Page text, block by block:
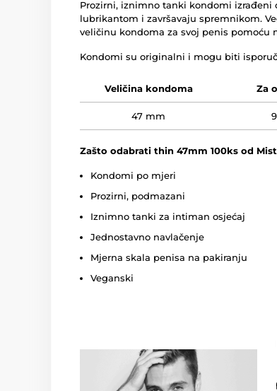
Prozirni, iznimno tanki kondomi
lubrikantom i završavaju spremnikom.
veličinu kondoma za svoj penis pomoću
Kondomi su originalni i mogu biti
Veličina kondoma Za
47 mm
Zašto odabrati thin 47mm 100ks od
Kondomi po mjeri
Prozirni, podmazani
Iznimno tanki za intiman osjećaj
Jednostavno navlačenje
Mjerna skala penisa na pakiranju
Veganski